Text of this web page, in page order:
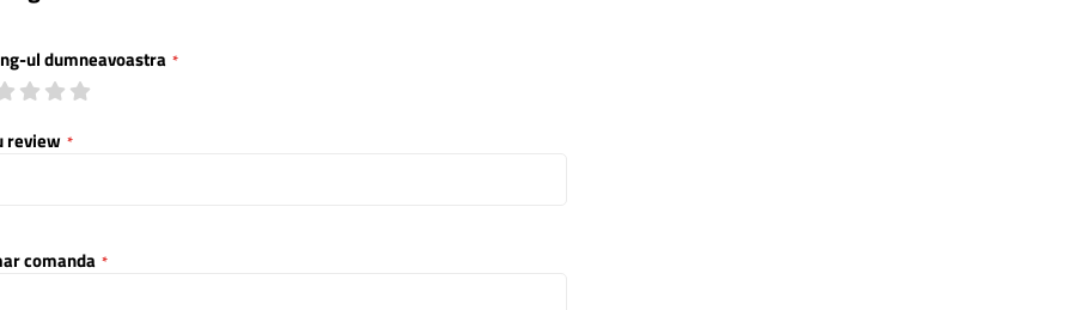
ul dumneavoastra
2
3
4
review
comanda